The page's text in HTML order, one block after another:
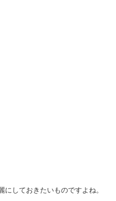
しておきたいものですよね。